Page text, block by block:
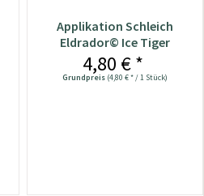
Applikation Schleich
Eldrador© Ice Tiger
4,80 € *
Grundpreis (4,80 € * / 1 Stück)